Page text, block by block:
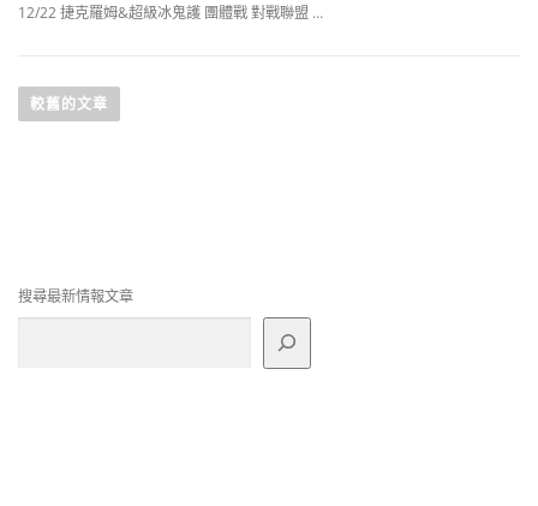
12/22 捷克羅姆&超級冰鬼護 團體戰 對戰聯盟 …
章
較舊的文章
搜尋最新情報文章